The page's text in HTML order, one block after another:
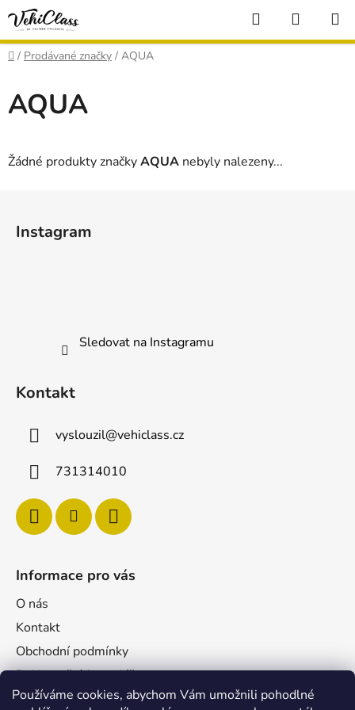
Používáme cookies, abychom Vám umožnili pohodlné
Přejít
obsah
Hledat
KOŠÍK
Domů
/ Prodávané značky / AQUA
AQUA
Žádné produkty značkyAQUA nebyly nalezeny...
Instagram
Sledovat na Instagramu
Kontakt
vyslouzil@vehiclass.cz
731314010
Informace pro vás
O nás
Kontakt
Obchodní podmínky
Reklamační formulář
Podmínky ochrany osobních údajů